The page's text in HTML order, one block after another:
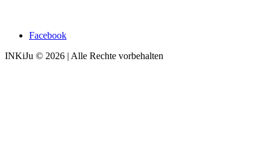
Facebook
INKiJu © 2026 | Alle Rechte vorbehalten